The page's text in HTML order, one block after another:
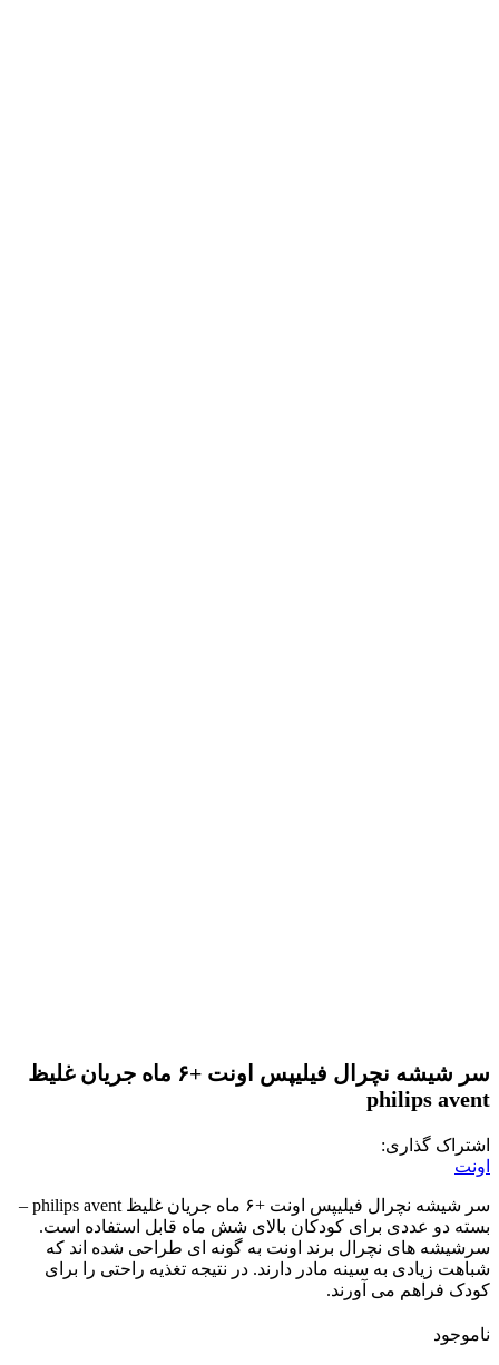
سر شیشه نچرال فیلیپس اونت +۶ ماه جریان غلیظ
philips avent
اشتراک گذاری:
اونت
سر شیشه نچرال فیلیپس اونت +۶ ماه جریان غلیظ philips avent –
بسته دو عددی برای کودکان بالای شش ماه قابل استفاده است.
سرشیشه های نچرال برند اونت به گونه ای طراحی شده اند که
شباهت زیادی به سینه مادر دارند. در نتیجه تغذیه راحتی را برای
کودک فراهم می آورند.
ناموجود